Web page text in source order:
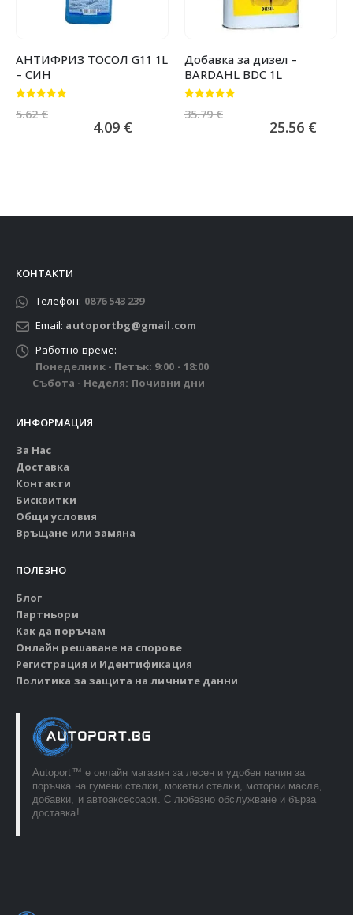
АНТИФРИЗ ТОСОЛ G11 1L
– СИН
5.62€
4.09 €
Добавка за дизел –
BARDAHL BDC 1L
35.79€
25.56 €
КОНТАКТИ
Телефон: 0876 543 239
Email: autoportbg@gmail.com
Работно време:
Понеделник - Петък: 9:00 - 18:00
Събота - Неделя: Почивни дни
ИНФОРМАЦИЯ
За Нас
Доставка
Контакти
Бисквитки
Общи условия
Връщане или замяна
ПОЛЕЗНО
Блог
Партньори
Как да поръчам
Онлайн решаване на спорове
Регистрация и Идентификация
Политика за защита на личните данни
Autoport™ e онлайн магазин за лесен и удобен начин за
поръчка на гумени стелки, мокетни стелки, моторни масла,
добавки, и автоаксесоари. С любезно обслужване и бърза
доставка!